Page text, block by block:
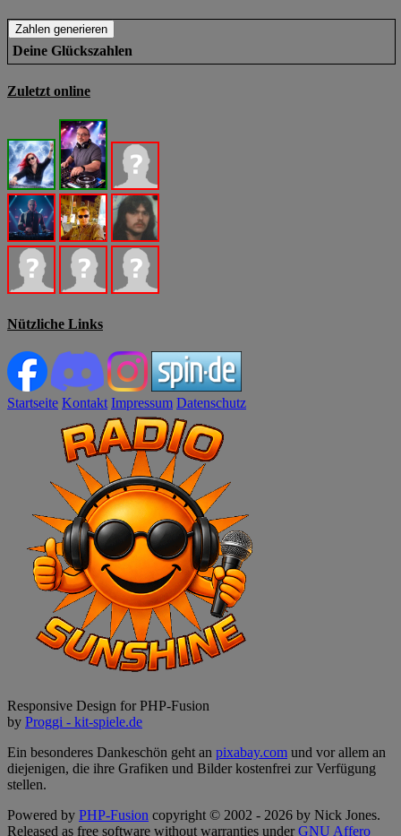
Deine Glückszahlen
Zuletzt online
Nützliche Links
Startseite Kontakt Impressum Datenschutz
Responsive Design for PHP-Fusion
by Proggi - kit-spiele.de
Ein besonderes Dankeschön geht an pixabay.com und vor allem an
diejenigen, die ihre Grafiken und Bilder kostenfrei zur Verfügung
stellen.
Powered by PHP-Fusion copyright © 2002 - 2026 by Nick Jones.
Released as free software without warranties underGNU Affero